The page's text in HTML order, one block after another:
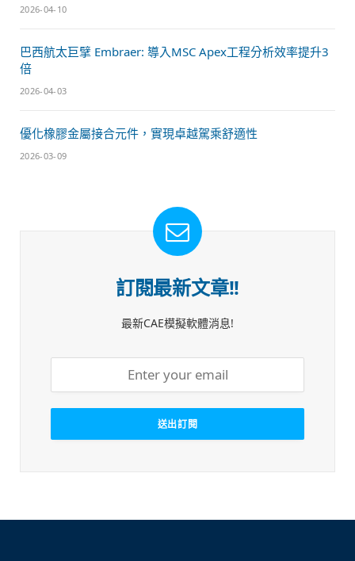
2026-04-10
巴西航太巨擘 Embraer: 導入MSC Apex工程分析效率提升3
倍
2026-04-03
優化橡膠金屬接合元件，實現卓越駕乘舒適性
2026-03-09
訂閱最新文章!!
最新CAE模擬軟體消息!